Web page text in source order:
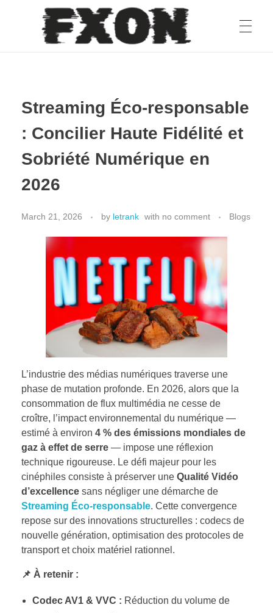
fxon
Streaming Éco-responsable
: Concilier Haute Fidélité et
Sobriété Numérique en
2026
March 21, 2026 by letrank with no comment Blogs
L’industrie des médias numériques traverse une
phase de mutation profonde. En 2026, alors que la
consommation de flux multimédia ne cesse de
croître, l’impact environnemental du numérique —
estimé à environ 4 % des émissions mondiales de
gaz à effet de serre — impose une réflexion
technique rigoureuse. Le défi majeur pour les
cinéphiles consiste à préserver une Qualité Vidéo
d’excellence sans négliger une démarche de
Streaming Éco-responsable. Cette convergence
repose sur des innovations structurelles : codecs de
nouvelle génération, optimisation des protocoles de
transport et choix matériel rationnel.
📌 À retenir :
Codec AV1 & VVC : Réduction du volume de